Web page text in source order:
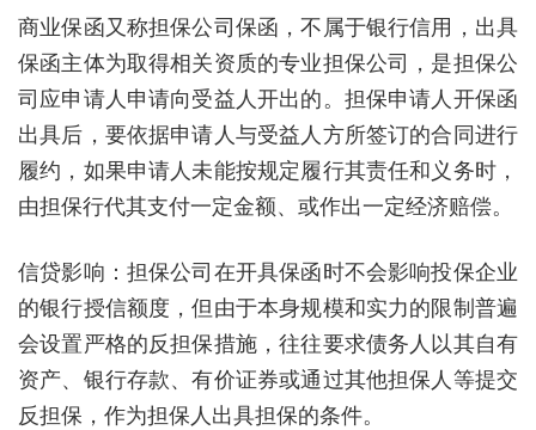
商业保函又称担保公司保函，不属于银行信用，出具
保函主体为取得相关资质的专业担保公司，是担保公
司应申请人申请向受益人开出的。担保申请人开保函
出具后，要依据申请人与受益人方所签订的合同进行
履约，如果申请人未能按规定履行其责任和义务时，
由担保行代其支付一定金额、或作出一定经济赔偿。
信贷影响：担保公司在开具保函时不会影响投保企业
的银行授信额度，但由于本身规模和实力的限制普遍
会设置严格的反担保措施，往往要求债务人以其自有
资产、银行存款、有价证券或通过其他担保人等提交
反担保，作为担保人出具担保的条件。